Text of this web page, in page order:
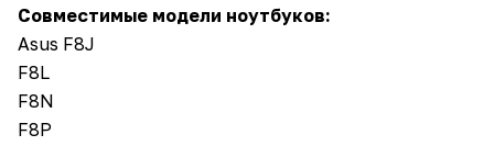
Совместимые модели ноутбуков:
Asus F8J
F8L
F8N
F8P